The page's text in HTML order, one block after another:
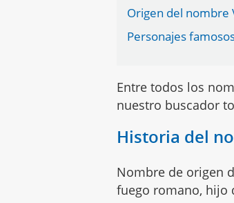
Origen del nombre
Personajes
Entre todos los
nuestro buscador
Historia del
Nombre de origen
fuego romano, hijo